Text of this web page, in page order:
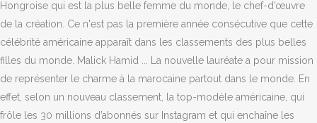
Hongroise qui est la plus belle femme du monde, le chef-d’œuvre
de la création. Ce n'est pas la première année consécutive que cette
célébrité américaine apparaît dans les classements des plus belles
filles du monde. Malick Hamid ... La nouvelle lauréate a pour mission
de représenter le charme à la marocaine partout dans le monde. En
effet, selon un nouveau classement, la top-modèle américaine, qui
frôle les 30 millions d’abonnés sur Instagram et qui enchaîne les